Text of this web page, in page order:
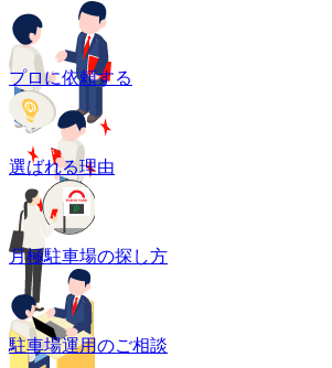
プロに依頼する
選ばれる理由
月極駐車場の探し方
駐車場運用のご相談